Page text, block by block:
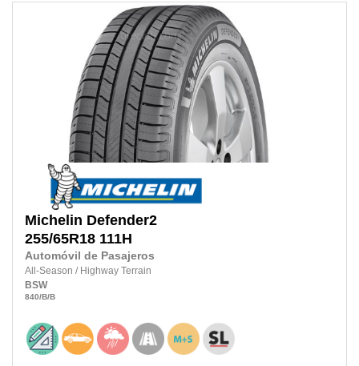
Michelin Defender2
255/65R18 111H
Automóvil de Pasajeros
All-Season / Highway Terrain
BSW
840/B/B